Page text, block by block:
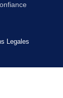
Legales